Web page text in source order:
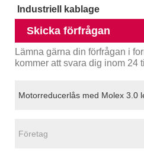
Industriell kablage
Skicka förfrågan
Lämna gärna din förfrågan i
kommer att svara dig inom 24